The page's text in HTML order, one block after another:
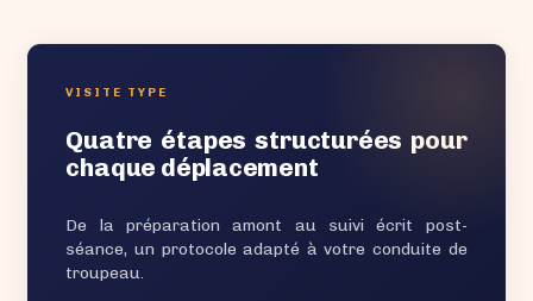
VISITE TYPE
Quatre étapes structurées pour
chaque déplacement
De la préparation amont au suivi écrit post-
séance, un protocole adapté à votre conduite de
troupeau.